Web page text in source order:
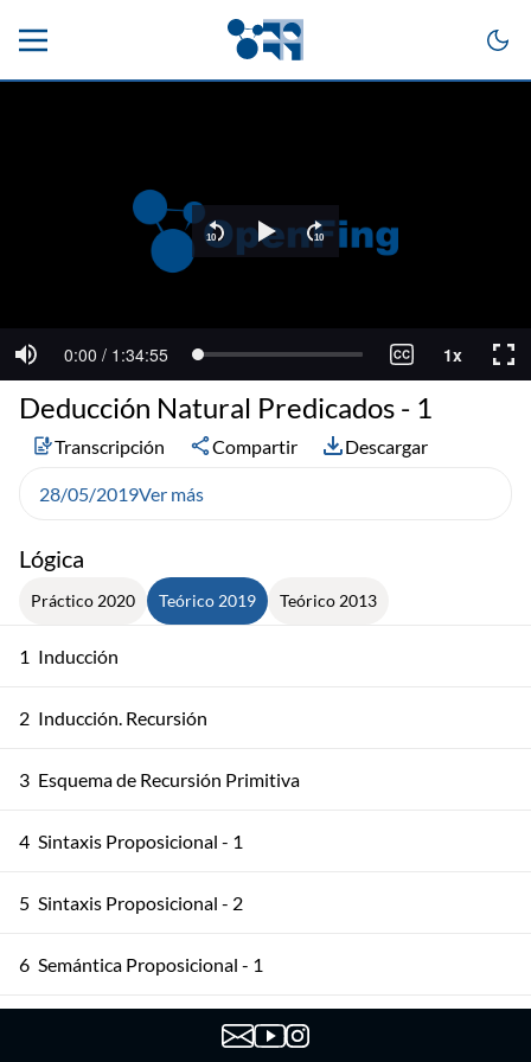
Lógica
Práctico 2020 Teórico 2019 Teórico 2013
1 Inducción
2 Inducción. Recursión
3 Esquema de Recursión Primitiva
4 Sintaxis Proposicional - 1
5 Sintaxis Proposicional - 2
6 Semántica Proposicional - 1
Semántica Proposicional - 2
Deducción Natural Predicados - 1
Transcripción Compartir Descargar
28/05/2019Ver más